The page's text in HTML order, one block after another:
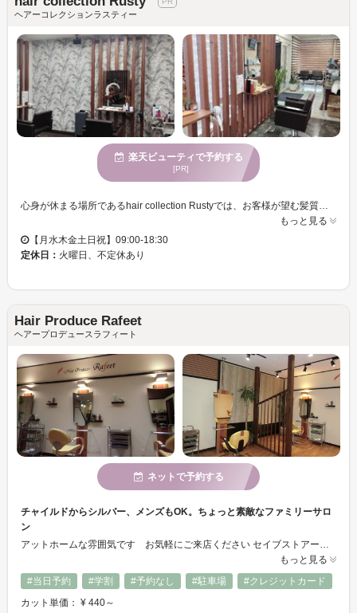
ヘアーコレクションラスティー
楽天ビューティで予約する
[PR]
心身が休まる場所であるhair collection Rustyでは、お客様が望む髪質へと導く縮毛矯正のプロフェッショナルが揃っています。髪のうねりやくせ毛に悩む方に対応し、自信を持ってナチュラルで扱いやすいストレートヘアへと導きます。落ち着いた魅力あふれる女性に人気の本サロンでは、ご来店される度に穏やかな気分で施術を受けられます。また、駐車場が完備されており、お気軽に車でのアクセスが可能。さらに、クレジットカードの利用ができるので、便利にご利用いただけます。自分らしいスタイルを追求したい方にぴったりで、ヘアケアにこだわりを持つ方々は髪質改善トリートメントも満足度を高めることでおすすめです。お客様の期待に応え、毎日の生活をより素敵に彩るお手伝いをいたします。
もっと見る
【月水木金土日祝】09:00-18:30
定休日： 火曜日、不定休あり
Hair Produce Rafeet
ヘアープロデュースラフィート
ネットで予約する
チャイルドからシルバー、メンズもOK。ちょっと素敵なファミリーサロ
ン
アットホームな雰囲気です お気軽にご来店ください セイブストアー桜川店に隣接しています。お車でご来店のさいはセイブストアー駐車場をご利用ください スタッフ募集中です！正社員 パートさん 見習いの方も 一緒に働きませんか→問合せ☎0294－36－3940
もっと見る
#当日予約
#学割 #予約なし #駐車場
#クレジットカード
カット単価： ¥ 440～